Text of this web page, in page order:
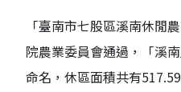
「臺南市七股區溪南休閒
院農業委員會通過，「溪
命名，休區面積共有